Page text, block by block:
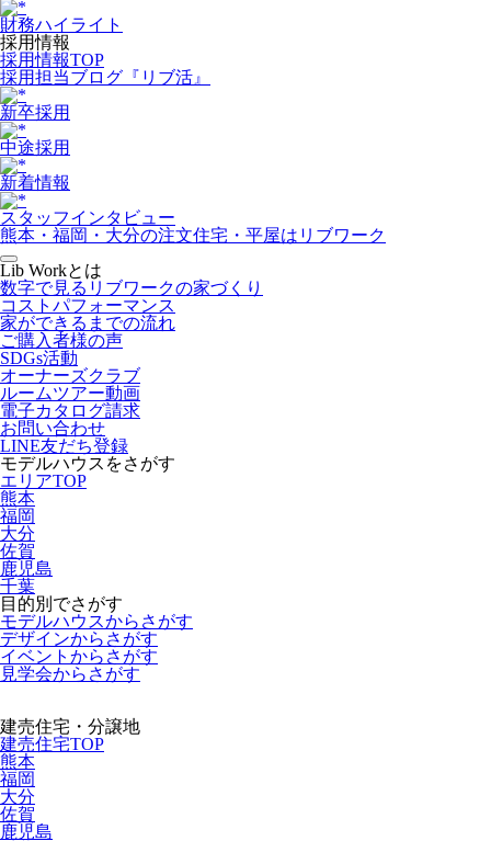
財務ハイライト
採用情報
採用情報TOP
採用担当ブログ『リブ活』
新卒採用
中途採用
新着情報
スタッフインタビュー
熊本・福岡・大分の注文住宅・平屋はリブワーク
Lib Workとは
数字で見るリブワークの家づくり
コストパフォーマンス
家ができるまでの流れ
ご購入者様の声
SDGs活動
オーナーズクラブ
ルームツアー動画
電子カタログ請求
お問い合わせ
LINE友だち登録
モデルハウスをさがす
エリアTOP
熊本
福岡
大分
佐賀
鹿児島
千葉
目的別でさがす
モデルハウスからさがす
デザインからさがす
イベントからさがす
見学会からさがす
建売住宅・分譲地
建売住宅TOP
熊本
福岡
大分
佐賀
鹿児島